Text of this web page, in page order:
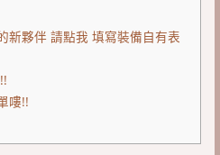
新夥伴 請點我 填寫裝備自有表
嘍!!